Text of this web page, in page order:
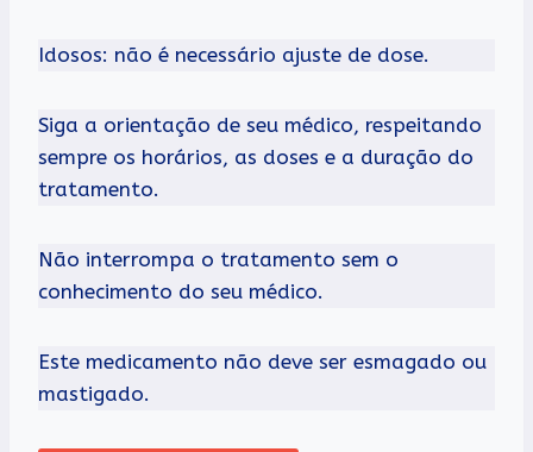
Idosos: não é necessário ajuste de dose.
Siga a orientação de seu médico, respeitando
sempre os horários, as doses e a duração do
tratamento.
Não interrompa o tratamento sem o
conhecimento do seu médico.
Este medicamento não deve ser esmagado ou
mastigado.